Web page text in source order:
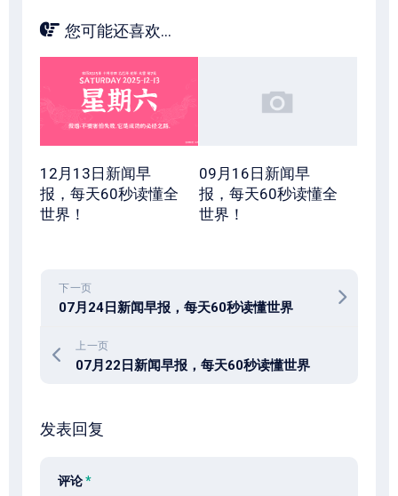
您可能还喜欢...
12月13日新闻早
报，每天60秒读懂全
世界！
09月16日新闻早
报，每天60秒读懂全
世界！
下一页
07月24日新闻早报，每天60秒读懂世界
上一页
07月22日新闻早报，每天60秒读懂世界
发表回复
评论*